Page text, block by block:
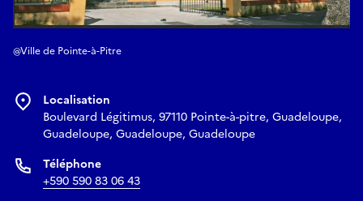
@Ville de Pointe-à-Pitre
Localisation
Boulevard Légitimus, 97110 Pointe-à-pitre, Guadeloupe,
Guadeloupe, Guadeloupe, Guadeloupe
Téléphone
+590 590 83 06 43